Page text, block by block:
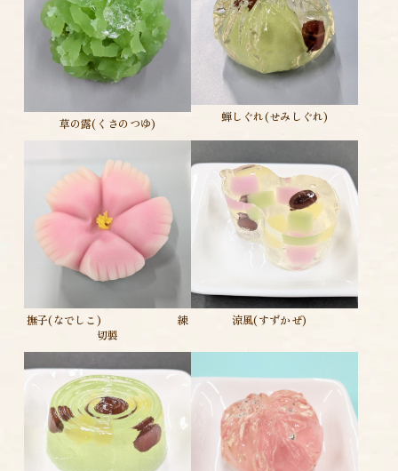
草の露(くさのつゆ) 蝉しぐれ(せみしぐれ)
撫子(なでしこ) 練
切製
涼風(すずかぜ)